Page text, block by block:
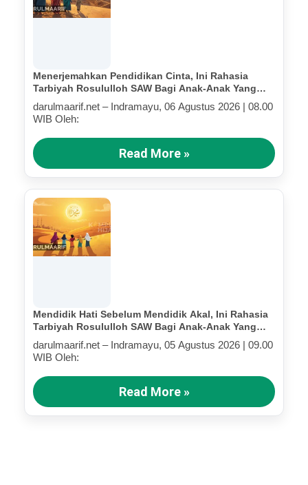
Menerjemahkan Pendidikan Cinta, Ini Rahasia
Tarbiyah Rosululloh SAW Bagi Anak-Anak Yang
Terluka (Bagian IV)
darulmaarif.net – Indramayu, 06 Agustus 2026 | 08.00
WIB Oleh:
Read More »
Mendidik Hati Sebelum Mendidik Akal, Ini Rahasia
Tarbiyah Rosululloh SAW Bagi Anak-Anak Yang
Terluka (Bagian III)
darulmaarif.net – Indramayu, 05 Agustus 2026 | 09.00
WIB Oleh:
Read More »